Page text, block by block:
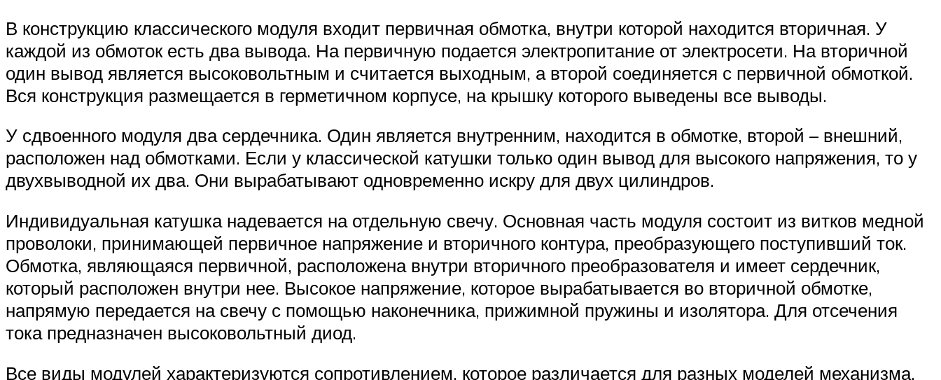
В конструкцию классического модуля входит первичная обмотка, внутри которой находится вторичная. У
каждой из обмоток есть два вывода. На первичную подается электропитание от электросети. На вторичной
один вывод является высоковольтным и считается выходным, а второй соединяется с первичной обмоткой.
Вся конструкция размещается в герметичном корпусе, на крышку которого выведены все выводы.
У сдвоенного модуля два сердечника. Один является внутренним, находится в обмотке, второй – внешний,
расположен над обмотками. Если у классической катушки только один вывод для высокого напряжения, то у
двухвыводной их два. Они вырабатывают одновременно искру для двух цилиндров.
Индивидуальная катушка надевается на отдельную свечу. Основная часть модуля состоит из витков медной
проволоки, принимающей первичное напряжение и вторичного контура, преобразующего поступивший ток.
Обмотка, являющаяся первичной, расположена внутри вторичного преобразователя и имеет сердечник,
который расположен внутри нее. Высокое напряжение, которое вырабатывается во вторичной обмотке,
напрямую передается на свечу с помощью наконечника, прижимной пружины и изолятора. Для отсечения
тока предназначен высоковольтный диод.
Все виды модулей характеризуются сопротивлением, которое различается для разных моделей механизма.